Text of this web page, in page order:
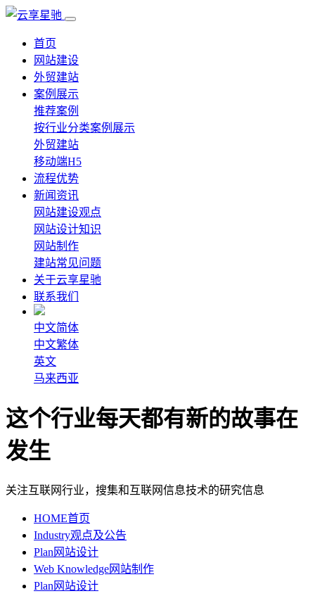
首页
网站建设
外贸建站
案例展示
推荐案例
按行业分类案例展示
外贸建站
移动端H5
流程优势
新闻资讯
网站建设观点
网站设计知识
网站制作
建站常见问题
关于云享星驰
联系我们
中文简体
中文繁体
英文
马来西亚
这个行业每天都有新的故事在
发生
关注互联网行业，搜集和互联网信息技术的研究信息
HOME首页
Industry观点及公告
Plan 网站设计
Web Knowledge网站制作
Plan 网站设计